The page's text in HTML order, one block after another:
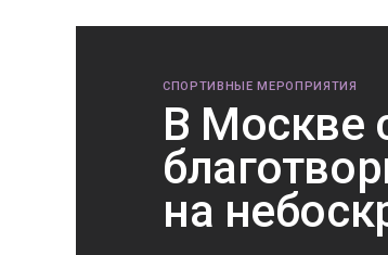
СПОРТИВНЫЕ МЕРОПРИЯТИЯ
В Москве
на